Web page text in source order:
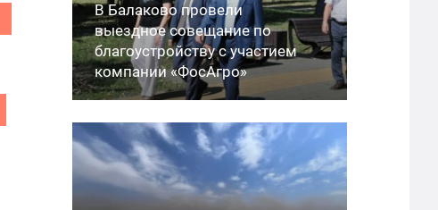
В Балаково провели
выездное совещание по
благоустройству с участием
компании «ФосАгро»